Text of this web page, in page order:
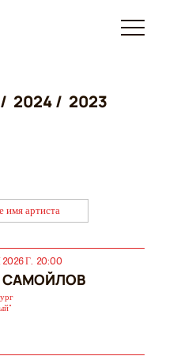
/ 2024/ 2023
Г. 20:00